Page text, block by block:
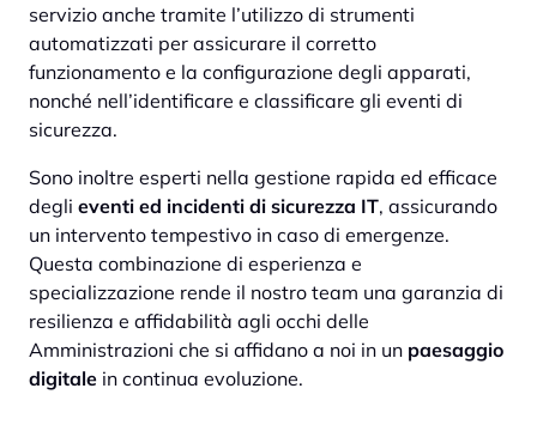
servizio anche tramite l’utilizzo di strumenti
automatizzati per assicurare il corretto
funzionamento e la configurazione degli apparati,
nonché nell’identificare e classificare gli eventi di
sicurezza.
Sono inoltre esperti nella gestione rapida ed efficace
degli eventi ed incidenti di sicurezza IT, assicurando
un intervento tempestivo in caso di emergenze.
Questa combinazione di esperienza e
specializzazione rende il nostro team una garanzia di
resilienza e affidabilità agli occhi delle
Amministrazioni che si affidano a noi in un paesaggio
digitale in continua evoluzione.